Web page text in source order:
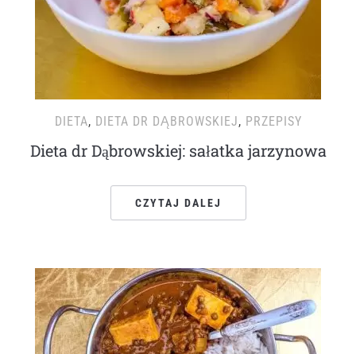
DIETA, DIETA DR DĄBROWSKIEJ, PRZEPISY
Dieta dr Dąbrowskiej: sałatka jarzynowa
CZYTAJ DALEJ